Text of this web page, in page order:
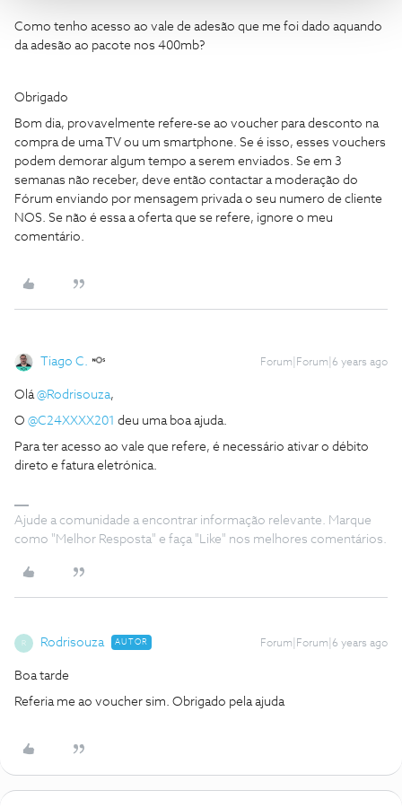
Como tenho acesso ao vale de adesão que me foi dado aquando
da adesão ao pacote nos 400mb?
Obrigado
Bom dia, provavelmente refere-se ao voucher para desconto na
compra de uma TV ou um smartphone. Se é isso, esses vouchers
podem demorar algum tempo a serem enviados. Se em 3
semanas não receber, deve então contactar a moderação do
Fórum enviando por mensagem privada o seu numero de cliente
NOS. Se não é essa a oferta que se refere, ignore o meu
comentário.
Tiago C. Forum|Forum|6 years ago
Olá@Rodrisouza,
O @C24XXXX201 deu uma boa ajuda.
Para ter acesso ao vale que refere, é necessário ativar o débito
direto e fatura eletrónica.
Ajude a comunidade a encontrar informação relevante. Marque
como "Melhor Resposta" e faça "Like" nos melhores comentários.
R Rodrisouza AUTOR Forum|Forum|6 years ago
Boa tarde
Referia me ao voucher sim. Obrigado pela ajuda